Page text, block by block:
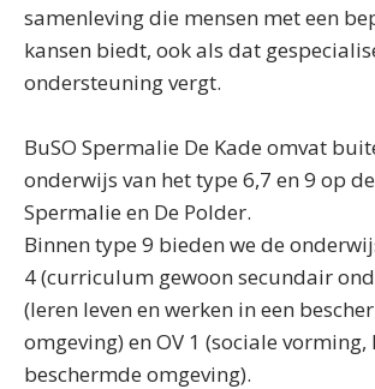
samenleving die mensen met een
kansen biedt, ook als dat
ondersteuning vergt.
BuSO Spermalie De Kade omvat
onderwijs van het type 6,7 en 9 op
Spermalie en De Polder.
Binnen type 9 bieden we de
4 (curriculum gewoon secundair
(leren leven en werken in een
omgeving) en OV 1 (sociale vorming,
beschermde omgeving).